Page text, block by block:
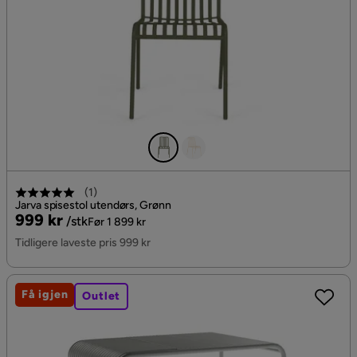
(1)
Jarva spisestol utendørs, Grønn
Pris
999 kr /stk
Original
Pris
Før 1 899 kr
Tidligere laveste pris 999 kr
Få igjen Outlet